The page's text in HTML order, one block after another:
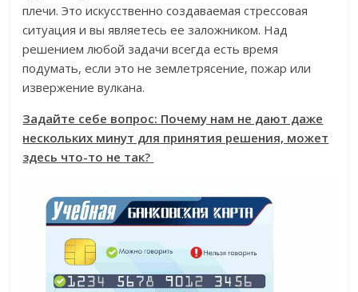
плечи. Это искусственно создаваемая стрессовая
ситуация и вы являетесь ее заложником. Над
решением любой задачи всегда есть время
подумать, если это не землетрясение, пожар или
извержение вулкана.
Задайте себе вопрос: Почему нам не дают даже
нескольких минут для принятия решения, может
здесь что-то не так?